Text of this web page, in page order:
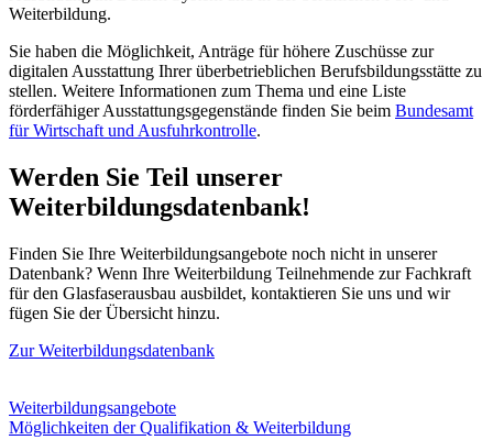
Weiterbildung.
Sie haben die Möglichkeit, Anträge für höhere Zuschüsse zur
digitalen Ausstattung Ihrer überbetrieblichen Berufsbildungsstätte zu
stellen. Weitere Informationen zum Thema und eine Liste
förderfähiger Ausstattungsgegenstände finden Sie beim Bundesamt
für Wirtschaft und Ausfuhrkontrolle.
Werden Sie Teil unserer
Weiterbildungsdatenbank!
Finden Sie Ihre Weiterbildungsangebote noch nicht in unserer
Datenbank? Wenn Ihre Weiterbildung Teilnehmende zur Fachkraft
für den Glasfaserausbau ausbildet, kontaktieren Sie uns und wir
fügen Sie der Übersicht hinzu.
Zur Weiterbildungsdatenbank
Weiterbildungsangebote
Möglichkeiten der Qualifikation & Weiterbildung